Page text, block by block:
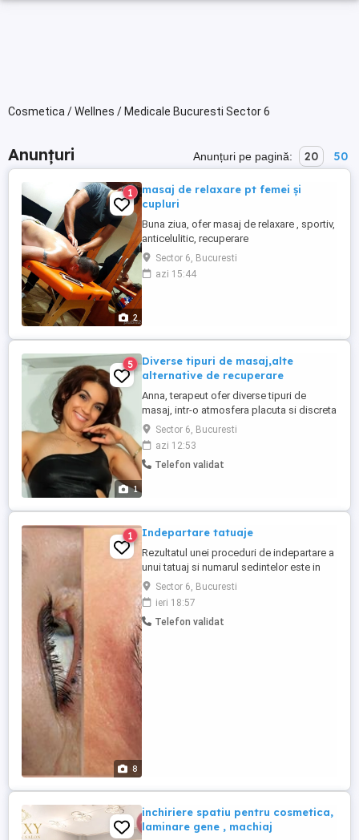
Cosmetica / Wellnes / Medicale Bucuresti Sector 6
Anunțuri Anunțuri pe pagină: 20 50
2
1
masaj de relaxare pt femei și
cupluri
Buna ziua, ofer masaj de relaxare , sportiv,
anticelulitic, recuperare
Sector 6, Bucuresti
azi 15:44
1
5
Diverse tipuri de masaj,alte
alternative de recuperare
Anna, terapeut ofer diverse tipuri de
masaj, intr-o atmosfera placuta si discreta
din Bucuresti. Transforma-ti timpul intr-un
moment de rasfat desavarsit cu un masaj
de relaxare. O adevarata evadare intr-o
oaza de liniste si revitalizare, acest masaj
Sector 6, Bucuresti
azi 12:53
Telefon validat
8
1 Indepartare tatuaje
Rezultatul unei proceduri de indepartare a
unui tatuaj si numarul sedintelor este in
stransa legatura cu anumiti factori
precum: vechimea tatuajului, tipul
pigmentului, calitatea pigmentului,
cantitatea inseranta, calitatea pigmentului,
Sector 6, Bucuresti
ieri 18:57
Telefon validat
inchiriere spatiu pentru cosmetica,
laminare gene , machiaj